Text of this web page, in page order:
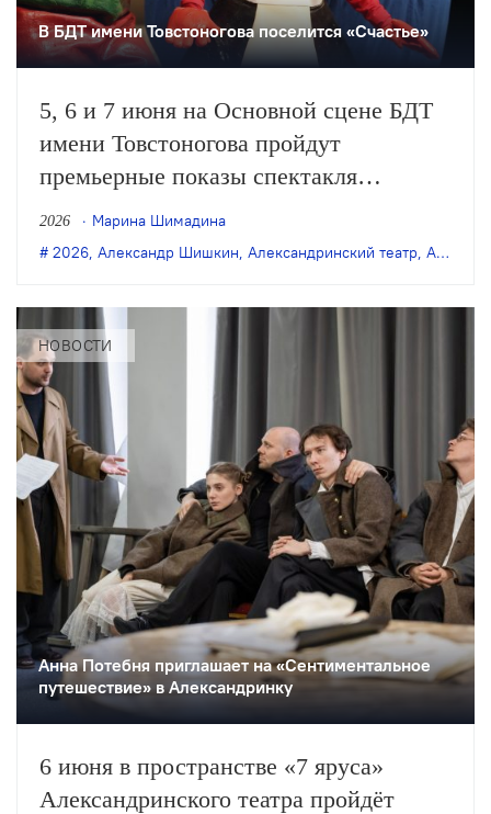
В БДТ имени Товстоногова поселится «Счастье»
5, 6 и 7 июня на Основной сцене БДТ
имени Товстоногова пройдут
премьерные показы спектакля
«Счастье» – новой версии постановки
2011 года, созданной в
возобновления – Лиза Дороничева.
2026
Марина Шимадина
2026, Александр Шишкин, Александринский театр, Андрей Могучий
НОВОСТИ
Анна Потебня приглашает на «Сентиментальное
путешествие» в Александринку
6 июня в пространстве «7 яруса»
Александринского театра пройдёт